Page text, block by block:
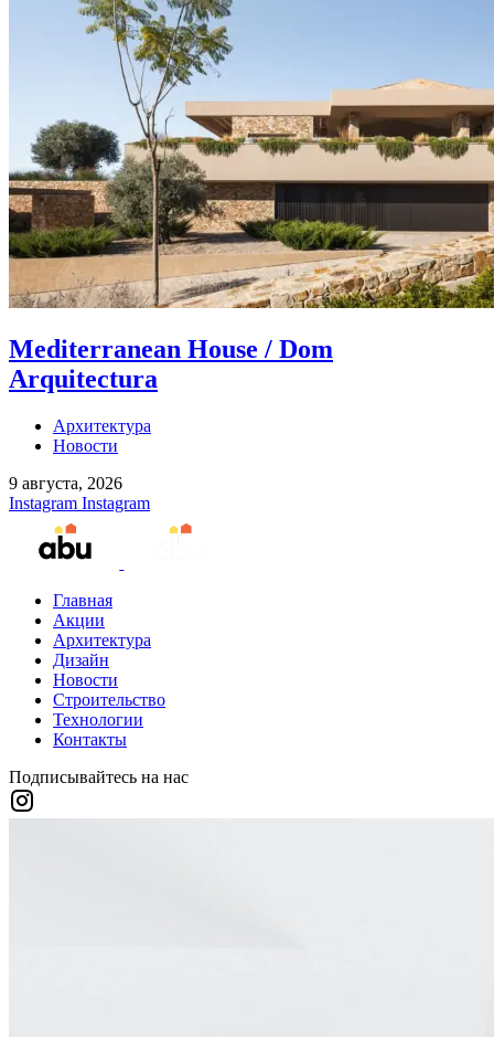
Mediterranean House / Dom
Arquitectura
Архитектура
Новости
9 августа, 2026
Instagram Instagram
Главная
Акции
Архитектура
Дизайн
Новости
Строительство
Технологии
Контакты
Подписывайтесь на нас